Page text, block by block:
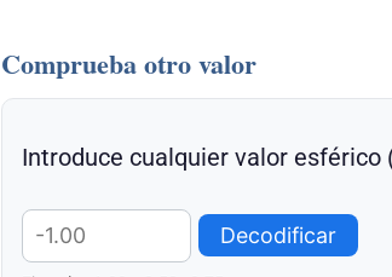
Comprueba otro valor
Introduce cualquier valor esférico
Decodificar